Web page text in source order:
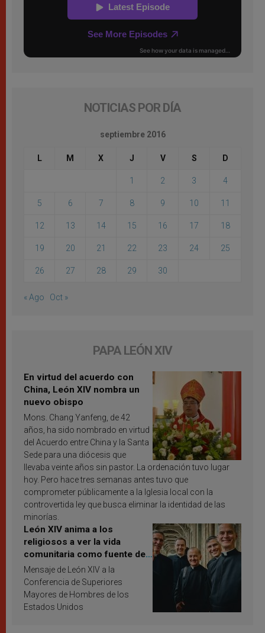
NOTICIAS POR DÍA
septiembre 2016
L M X J V S D
1 2 3 4
5 6 7 8 9 10 11
12 13 14 15 16 17 18
19 20 21 22 23 24 25
26 27 28 29 30
« Ago Oct »
PAPA LEÓN XIV
En virtud del acuerdo con
China, León XIV nombra un
nuevo obispo
Mons. Chang Yanfeng, de 42
años, ha sido nombrado en virtud
del Acuerdo entre China y la Santa
Sede para una diócesis que
llevaba veinte años sin pastor. La ordenación tuvo lugar
hoy. Pero hace tres semanas antes tuvo que
comprometer públicamente a la Iglesia local con la
controvertida ley que busca eliminar la identidad de las
minorías.
León XIV anima a los
religiosos a ver la vida
comunitaria como fuente de
inspiración y santificación
Mensaje de León XIV a la
Conferencia de Superiores
Mayores de Hombres de los
Estados Unidos